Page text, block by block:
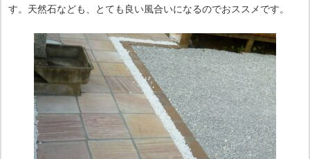
す。天然石なども、とても良い風合いになるのでおススメです。